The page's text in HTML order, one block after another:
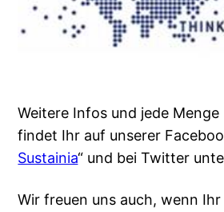
Weitere Infos und jede
findet Ihr auf unserer
Sustainia“ und bei Twitter
Wir freuen uns auch, wenn